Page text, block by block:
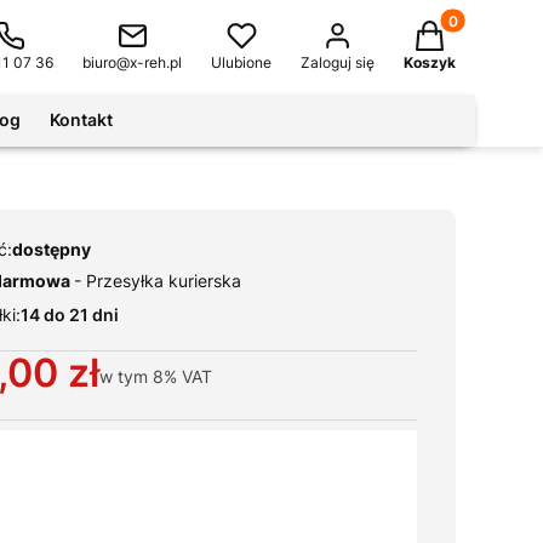
07 36 biuro@x-reh.pl Ulubione Zaloguj się
Produkty w
Koszyk
Kontakt
dostępny
- Przesyłka kurierska
14 do 21 dni
złw tym 8% VAT